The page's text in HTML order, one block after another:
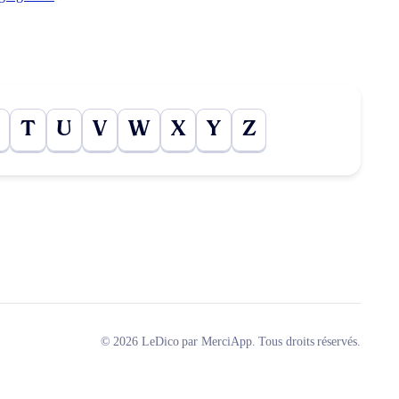
T U V W X Y Z
© 2026 LeDico par MerciApp. Tous droits réservés.